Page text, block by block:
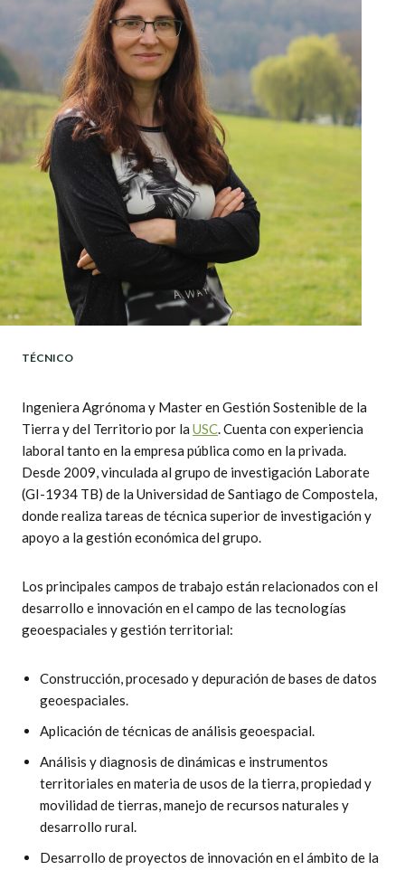
TÉCNICO
Ingeniera Agrónoma y Master en Gestión Sostenible de la
Tierra y del Territorio por la USC. Cuenta con experiencia
laboral tanto en la empresa pública como en la privada.
Desde 2009, vinculada al grupo de investigación Laborate
(GI-1934 TB) de la Universidad de Santiago de Compostela,
donde realiza tareas de técnica superior de investigación y
apoyo a la gestión económica del grupo.
Los principales campos de trabajo están relacionados con el
desarrollo e innovación en el campo de las tecnologías
geoespaciales y gestión territorial:
Construcción, procesado y depuración de bases de datos
geoespaciales.
Aplicación de técnicas de análisis geoespacial.
Análisis y diagnosis de dinámicas e instrumentos
territoriales en materia de usos de la tierra, propiedad y
movilidad de tierras, manejo de recursos naturales y
desarrollo rural.
Desarrollo de proyectos de innovación en el ámbito de la